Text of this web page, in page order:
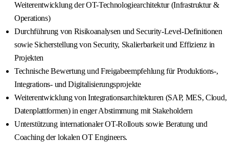
Weiterentwicklung der OT-Technologiearchitektur (Infrastruktur &
Operations)
Durchführung von Risikoanalysen und Security-Level-Definitionen
sowie Sicherstellung von Security, Skalierbarkeit und Effizienz in
Projekten
Technische Bewertung und Freigabeempfehlung für Produktions-,
Integrations- und Digitalisierungsprojekte
Weiterentwicklung von Integrationsarchitekturen (SAP, MES, Cloud,
Datenplattformen) in enger Abstimmung mit Stakeholdern
Unterstützung internationaler OT-Rollouts sowie Beratung und
Coaching der lokalen OT Engineers.